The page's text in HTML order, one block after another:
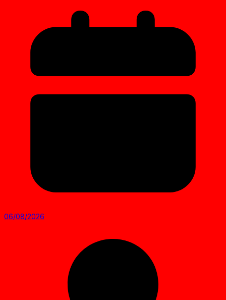
06/08/2026